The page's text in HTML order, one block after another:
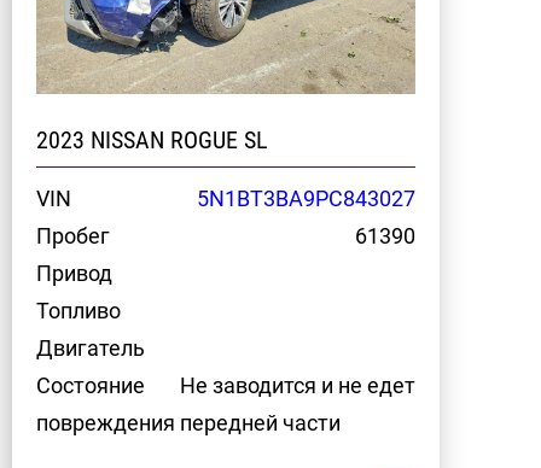
2023 NISSAN ROGUE SL
VIN
5N1BT3BA9PC843027
Пробег
61390
Привод
Топливо
Двигатель
Состояние
Не заводится и не едет
повреждения передней части